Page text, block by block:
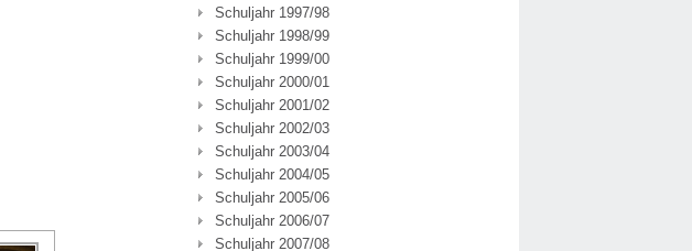
Schuljahr 1997/98
Schuljahr 1998/99
Schuljahr 1999/00
Schuljahr 2000/01
Schuljahr 2001/02
Schuljahr 2002/03
Schuljahr 2003/04
Schuljahr 2004/05
Schuljahr 2005/06
Schuljahr 2006/07
Schuljahr 2007/08